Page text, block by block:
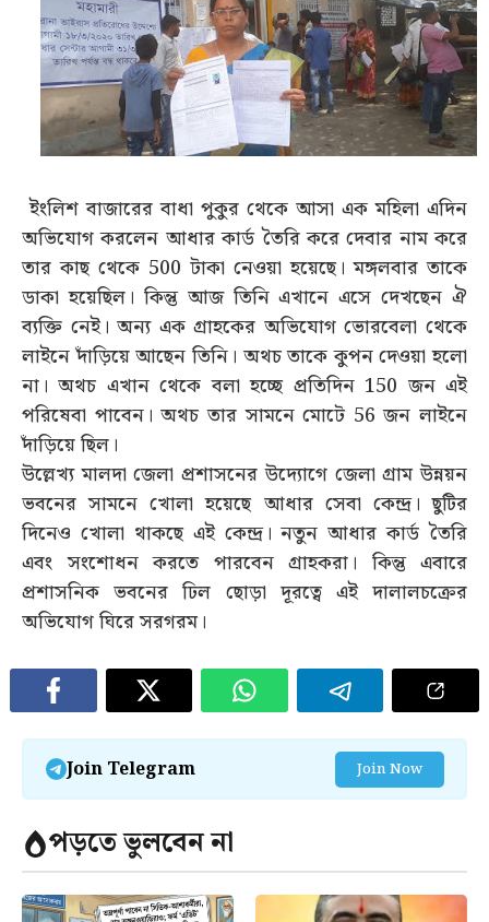
ইংলিশ বাজারের বাধা পুকুর থেকে আসা এক মহিলা এদিন
অভিযোগ করলেন আধার কার্ড তৈরি করে দেবার নাম করে
তার কাছ থেকে 500 টাকা নেওয়া হয়েছে। মঙ্গলবার তাকে
ডাকা হয়েছিল। কিন্তু আজ তিনি এখানে এসে দেখছেন ঐ
ব্যক্তি নেই। অন্য এক গ্রাহকের অভিযোগ ভোরবেলা থেকে
লাইনে দাঁড়িয়ে আছেন তিনি। অথচ তাকে কুপন দেওয়া হলো
না। অথচ এখান থেকে বলা হচ্ছে প্রতিদিন 150 জন এই
পরিষেবা পাবেন। অথচ তার সামনে মোটে 56 জন লাইনে
দাঁড়িয়ে ছিল।
উল্লেখ্য মালদা জেলা প্রশাসনের উদ্যোগে জেলা গ্রাম উন্নয়ন
ভবনের সামনে খোলা হয়েছে আধার সেবা কেন্দ্র। ছুটির
দিনেও খোলা থাকছে এই কেন্দ্র। নতুন আধার কার্ড তৈরি
এবং সংশোধন করতে পারবেন গ্রাহকরা। কিন্তু এবারে
প্রশাসনিক ভবনের ঢিল ছোড়া দূরত্বে এই দালালচক্রের
অভিযোগ ঘিরে সরগরম।
Join Telegram Join Now
পড়তে ভুলবেন না